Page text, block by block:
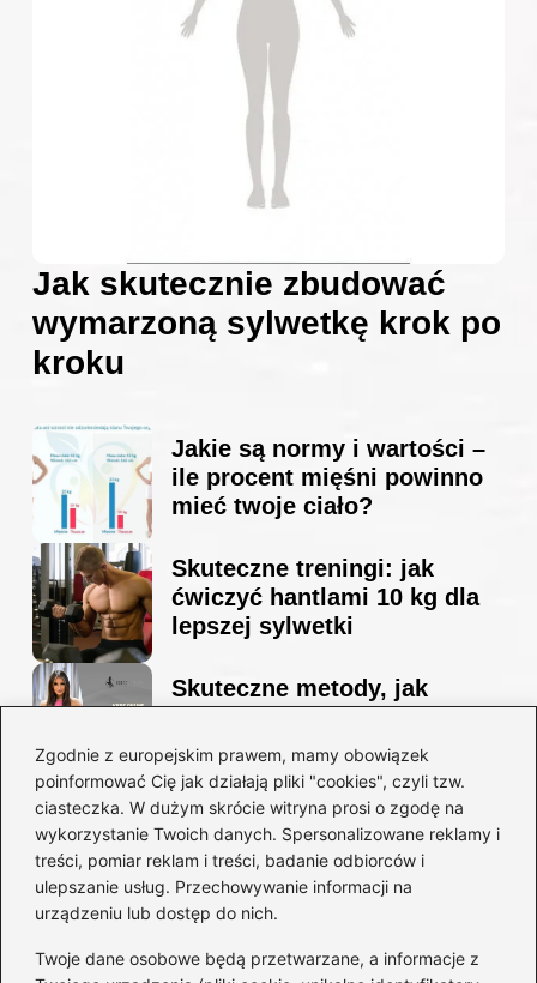
Zgodnie z europejskim prawem, mamy obowiązek
poinformować Cię jak działają pliki "cookies", czyli tzw.
ciasteczka. W dużym skrócie witryna prosi o zgodę na
wykorzystanie Twoich danych. Spersonalizowane reklamy i
treści, pomiar reklam i treści, badanie odbiorców i
ulepszanie usług. Przechowywanie informacji na
urządzeniu lub dostęp do nich.
Twoje dane osobowe będą przetwarzane, a informacje z
Jak skutecznie zbudować
wymarzoną sylwetkę krok po
kroku
Jakie są normy i wartości –
ile procent mięśni powinno
mieć twoje ciało?
Skuteczne treningi: jak
ćwiczyć hantlami 10 kg dla
lepszej sylwetki
Skuteczne metody, jak
schudnąć i wyrzeźbić
sylwetkę w zaledwie 90 dni
Idealny garnitur: jak dobrać
go do swojej sylwetki?
Kategorie